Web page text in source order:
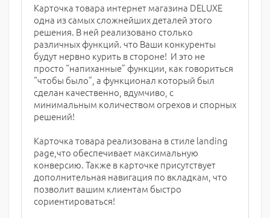
Карточка товара интернет магазина DELUXE
одна из самых сложнейших деталей этого
решения. В ней реализовано столько
различных функций. что Ваши конкуренты
будут нервно курить в стороне! И это не
просто “напиханные” функции, как говориться
“чтобы было”, а функционал который был
сделан качественно, вдумчиво, с
минимальным количеством огрехов и спорных
решений!
Карточка товара реализована в стиле landing
page,что обеспечивает максимальную
конверсию. Также в карточке присутствует
дополнительная навигация по вкладкам, что
позволит вашим клиентам быстро
сориентироваться!